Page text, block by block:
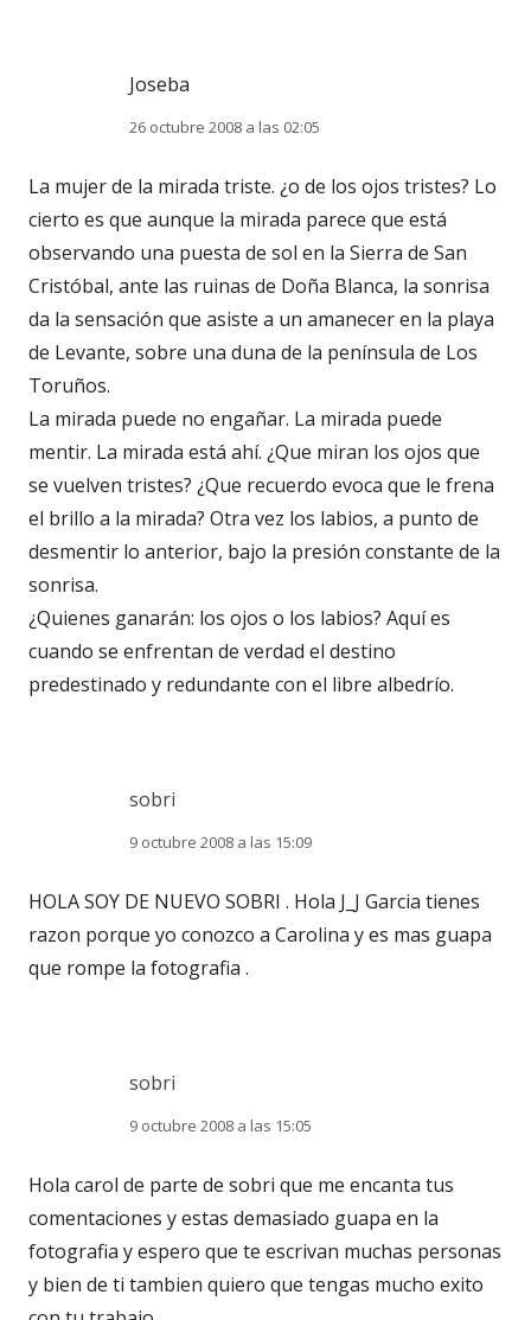
Joseba
26 octubre 2008 a las 02:05
La mujer de la mirada triste. ¿o de los ojos tristes? Lo
cierto es que aunque la mirada parece que está
observando una puesta de sol en la Sierra de San
Cristóbal, ante las ruinas de Doña Blanca, la sonrisa
da la sensación que asiste a un amanecer en la playa
de Levante, sobre una duna de la península de Los
Toruños.
La mirada puede no engañar. La mirada puede
mentir. La mirada está ahí. ¿Que miran los ojos que
se vuelven tristes? ¿Que recuerdo evoca que le frena
el brillo a la mirada? Otra vez los labios, a punto de
desmentir lo anterior, bajo la presión constante de la
sonrisa.
¿Quienes ganarán: los ojos o los labios? Aquí es
cuando se enfrentan de verdad el destino
predestinado y redundante con el libre albedrío.
sobri
9 octubre 2008 a las 15:09
HOLA SOY DE NUEVO SOBRI . Hola J_J Garcia tienes
razon porque yo conozco a Carolina y es mas guapa
que rompe la fotografia .
sobri
9 octubre 2008 a las 15:05
Hola carol de parte de sobri que me encanta tus
comentaciones y estas demasiado guapa en la
fotografia y espero que te escrivan muchas personas
y bien de ti tambien quiero que tengas mucho exito